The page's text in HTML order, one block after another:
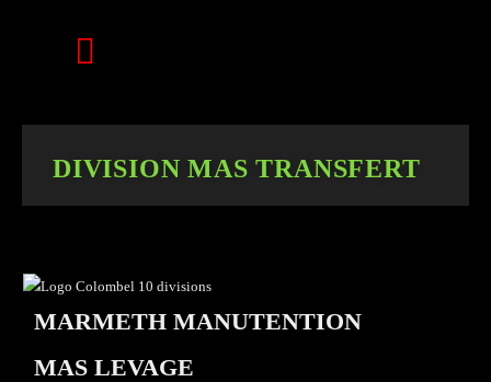
DIVISION MAS TRANSFERT
MARMETH MANUTENTION
MAS LEVAGE